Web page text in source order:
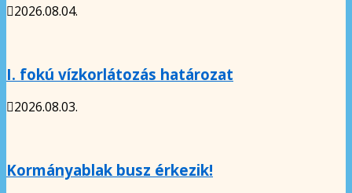
2026.08.04.
I. fokú vízkorlátozás határozat
2026.08.03.
Kormányablak busz érkezik!